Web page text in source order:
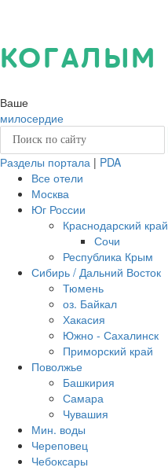
КОГАЛЫМ
Ваше
милосердие
Разделы портала | PDA
Все отели
Москва
Юг России
Краснодарский край
Сочи
Республика Крым
Сибирь / Дальний Восток
Тюмень
оз. Байкал
Хакасия
Южно - Сахалинск
Приморский край
Поволжье
Башкирия
Самара
Чувашия
Мин. воды
Череповец
Чебоксары